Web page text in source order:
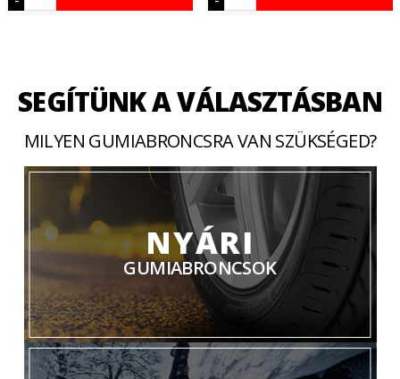
SEGÍTÜNK A VÁLASZTÁSBAN
MILYEN GUMIABRONCSRA VAN SZÜKSÉGED?
NYÁRI
GUMIABRONCSOK